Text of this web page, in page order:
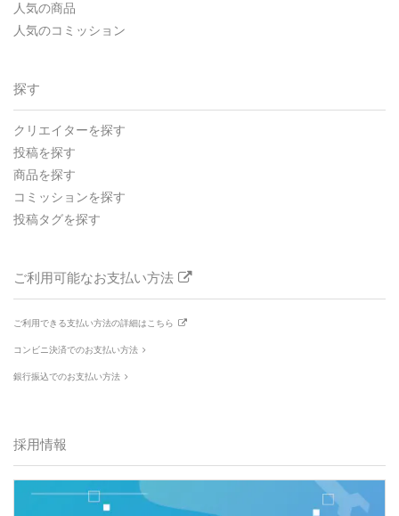
人気の商品
人気のコミッション
探す
クリエイターを探す
投稿を探す
商品を探す
コミッションを探す
投稿タグを探す
ご利用可能なお支払い方法
ご利用できる支払い方法の詳細はこちら
コンビニ決済でのお支払い方法
銀行振込でのお支払い方法
採用情報